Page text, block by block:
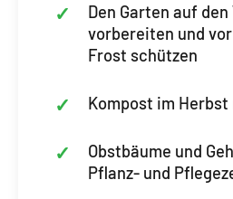
Den Garten auf
vorbereiten und
Frost schützen
Kompost im
Obstbäume und
Pflanz- und